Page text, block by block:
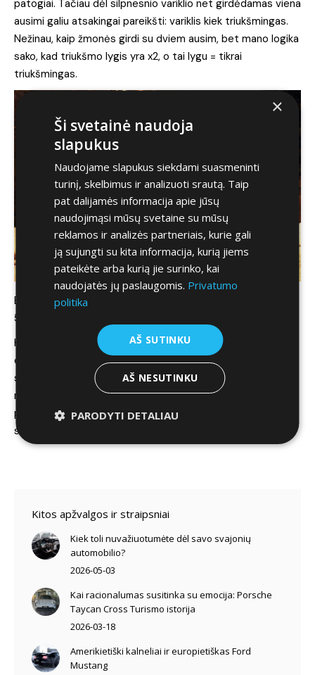
patogiai. Tačiau dėl silpnesnio variklio net girdėdamas viena
ausimi galiu atsakingai pareikšti: variklis kiek triukšmingas.
Nežinau, kaip žmonės girdi su dviem ausim, bet mano logika
sako, kad triukšmo lygis yra x2, o tai lygu = tikrai
triukšmingas.
Bagažinės dydis? Hmz… Nedidelis garažas jūsų Fiat
500’tukui. Manau tilps. Jeigu ne visas, tai dalimis tikrai.
Kaina? Su Honda importuotoju + DOW pastangomis ir 300
eur per mėnesį išsisuksit net nepadarę khara-kiri savo
santaupų sąskaitoje. Taigi, jei norit labai minkštai gatvėmis
riedančio, labai didelio SUV ir nenorit išleisti įspūdingos
pinigų sumos, Honda CR-V turėtų atsidurti jūsų test drive
sąraše.
Kitos apžvalgos ir straipsniai
Kiek toli nuvažiuotumėte dėl savo svajonių
automobilio?
2026-05-03
Kai racionalumas susitinka su emocija: Porsche
Taycan Cross Turismo istorija
2026-03-18
Amerikietiški kalneliai ir europietiškas Ford
Mustang
×
Ši svetainė naudoja
slapukus
Naudojame slapukus siekdami suasmeninti
turinį, skelbimus ir analizuoti srautą. Taip
pat dalijamės informacija apie jūsų
naudojimąsi mūsų svetaine su mūsų
reklamos ir analizės partneriais, kurie gali
ją sujungti su kita informacija, kurią jiems
pateikėte arba kurią jie surinko, kai
naudojatės jų paslaugomis. Privatumo
politika
AŠ SUTINKU
AŠ NESUTINKU
PARODYTI DETALIAU